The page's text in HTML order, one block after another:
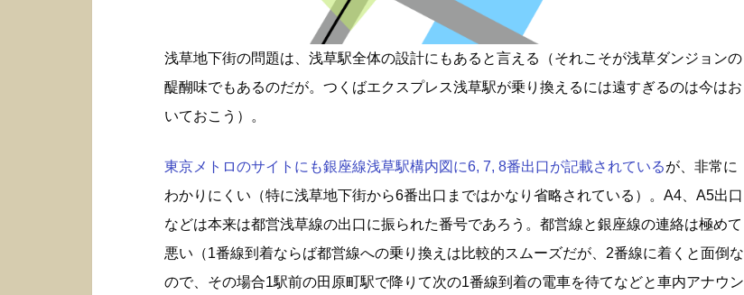
浅草地下街の問題は、浅草駅全体の設計にもあると言える（それこそが浅草ダンジョンの
醍醐味でもあるのだが。つくばエクスプレス浅草駅が乗り換えるには遠すぎるのは今はお
いておこう）。
東京メトロのサイトにも銀座線浅草駅構内図に6, 7, 8番出口が記載されているが、非常に
わかりにくい（特に浅草地下街から6番出口まではかなり省略されている）。A4、A5出口
などは本来は都営浅草線の出口に振られた番号であろう。都営線と銀座線の連絡は極めて
悪い（1番線到着ならば都営線への乗り換えは比較的スムーズだが、2番線に着くと面倒な
ので、その場合1駅前の田原町駅で降りて次の1番線到着の電車を待てなどと車内アナウン